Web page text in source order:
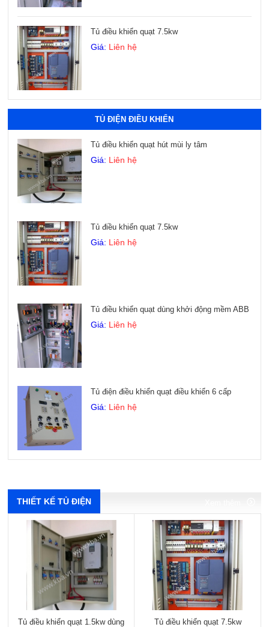
Tủ điều khiển quạt 7.5kw
Giá: Liên hệ
TỦ ĐIỆN ĐIỀU KHIỂN
Tủ điều khiển quạt hút mùi ly tâm
Giá: Liên hệ
Tủ điều khiển quạt 7.5kw
Giá: Liên hệ
Tủ điều khiển quạt dùng khởi động mềm ABB
Giá: Liên hệ
Tủ điện điều khiển quạt điều khiển 6 cấp
Giá: Liên hệ
THIẾT KẾ TỦ ĐIỆN
Tủ điều khiển quạt 1.5kw dùng
Tủ điều khiển quạt 7.5kw